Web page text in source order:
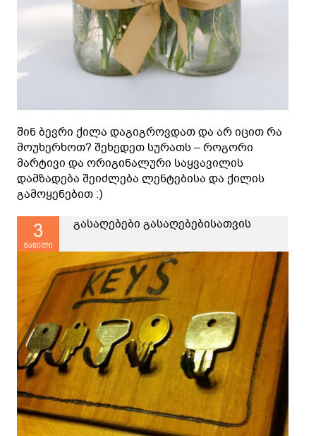
შინ ბევრი ქილა დაგიგროვდათ და არ იცით რა
მოუხერხოთ? შეხედეთ სურათს – როგორი
მარტივი და ორიგინალური საყვავილის
დამზადება შეიძლება ლენტებისა და ქილის
გამოყენებით :)
3
ნაწილი
გასაღებები გასაღებებისათვის